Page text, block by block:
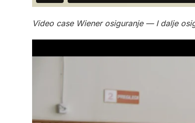
Video case Wiener osiguranje — I dalje